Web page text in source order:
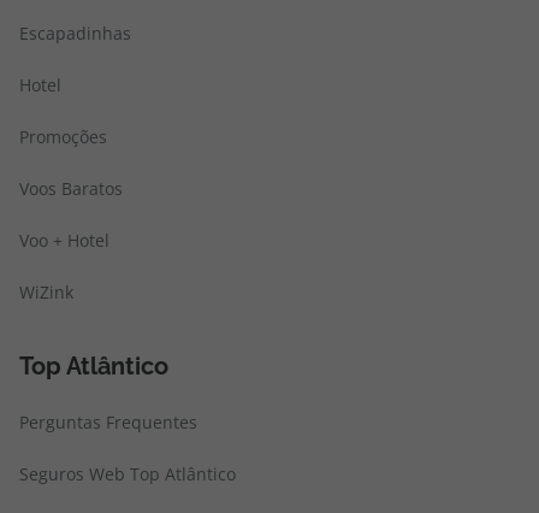
Escapadinhas
Hotel
Promoções
Voos Baratos
Voo + Hotel
WiZink
Top Atlântico
Perguntas Frequentes
Seguros Web Top Atlântico